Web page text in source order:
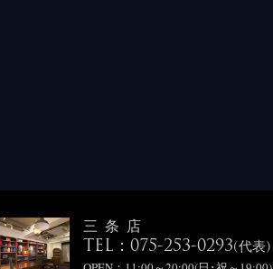
三条店
TEL：075-253-0293(代表)